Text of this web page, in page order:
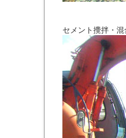
セメント攪拌・